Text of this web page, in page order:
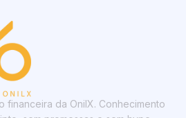
financeira da OnilX. Conhecimento